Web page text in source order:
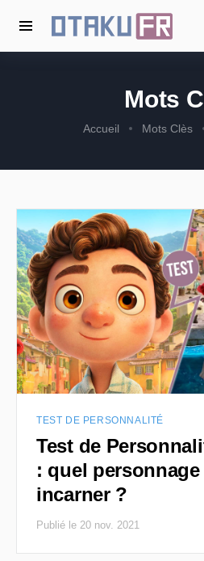
Mots
Accueil Mots Clès
TEST DE PERSONNALITÉ
Test de
: quel
incarner ?
Publié le 20 nov. 2021